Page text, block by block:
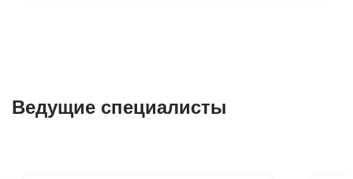
Ведущие специалисты